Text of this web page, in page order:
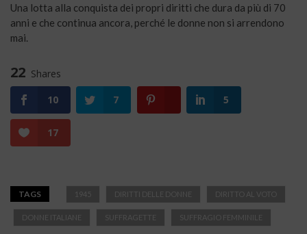
Una lotta alla conquista dei propri diritti che dura da più di 70
anni e che continua ancora, perché le donne non si arrendono
mai.
22 Shares
10
7 5
17
TAGS 1945 DIRITTI DELLE DONNE DIRITTO AL VOTO
DONNE ITALIANE SUFFRAGETTE SUFFRAGIO FEMMINILE